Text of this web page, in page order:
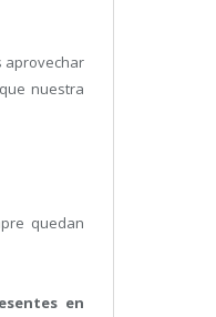
aprovechar
nuestra
quedan
en